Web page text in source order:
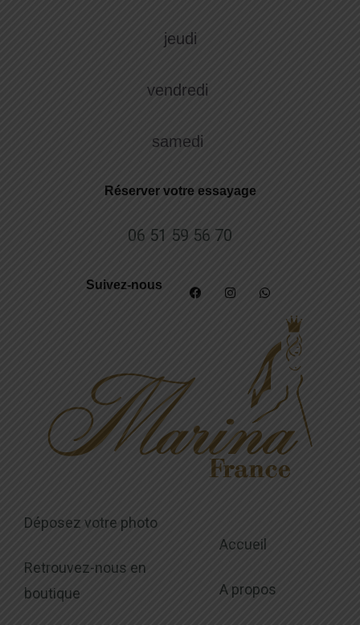
Accueil
A propos
Déposez votre photo
Retrouvez-nous en
boutique
jeudi
vendredi
samedi
Réserver votre essayage
06 51 59 56 70
Suivez-nous